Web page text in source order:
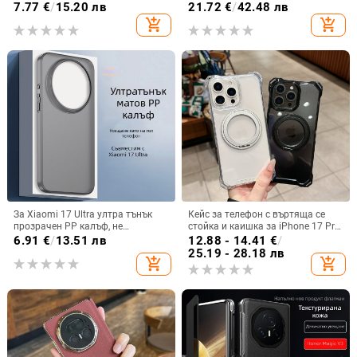
11–15 Pro Max, пълен обхват
7.77 €/15.20 лв
add_shopping_cart
пръстен; ръчна изработка,
против изпускане, за Samsung
21.72 €/42.48 лв
add_shopping_cart
За Xiaomi 17 Ultra ултра тънък
прозрачен PP калъф, не
пожълтява, матиран финиш и
6.91 €/13.51 лв
add_shopping_cart
Кейс за телефон с въртяща се
стойка и каишка за iPhone 17 Pro
Max, 16, 15 и iPhone 11
12.88 - 14.41 €/
25.19 - 28.18 лв
add_shopping_cart